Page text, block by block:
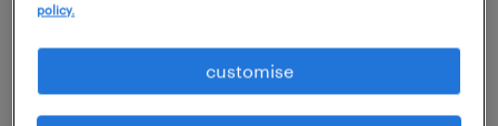
hez és tudásoddal, szakmai tapasztalatoddal
járulj hozzá prémium minőségű autóik
gyártásához! Az autógyártás folyamatosan
fejlődő és megújuló képviselőjénél
policy.
customise